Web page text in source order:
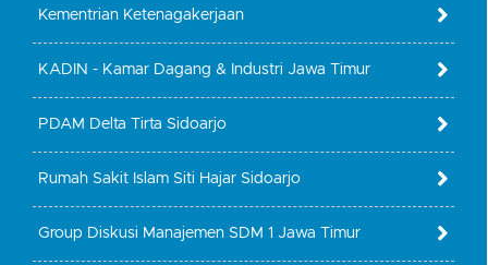
Kementrian Ketenagakerjaan
KADIN - Kamar Dagang & Industri Jawa Timur
PDAM Delta Tirta Sidoarjo
Rumah Sakit Islam Siti Hajar Sidoarjo
Group Diskusi Manajemen SDM 1 Jawa Timur